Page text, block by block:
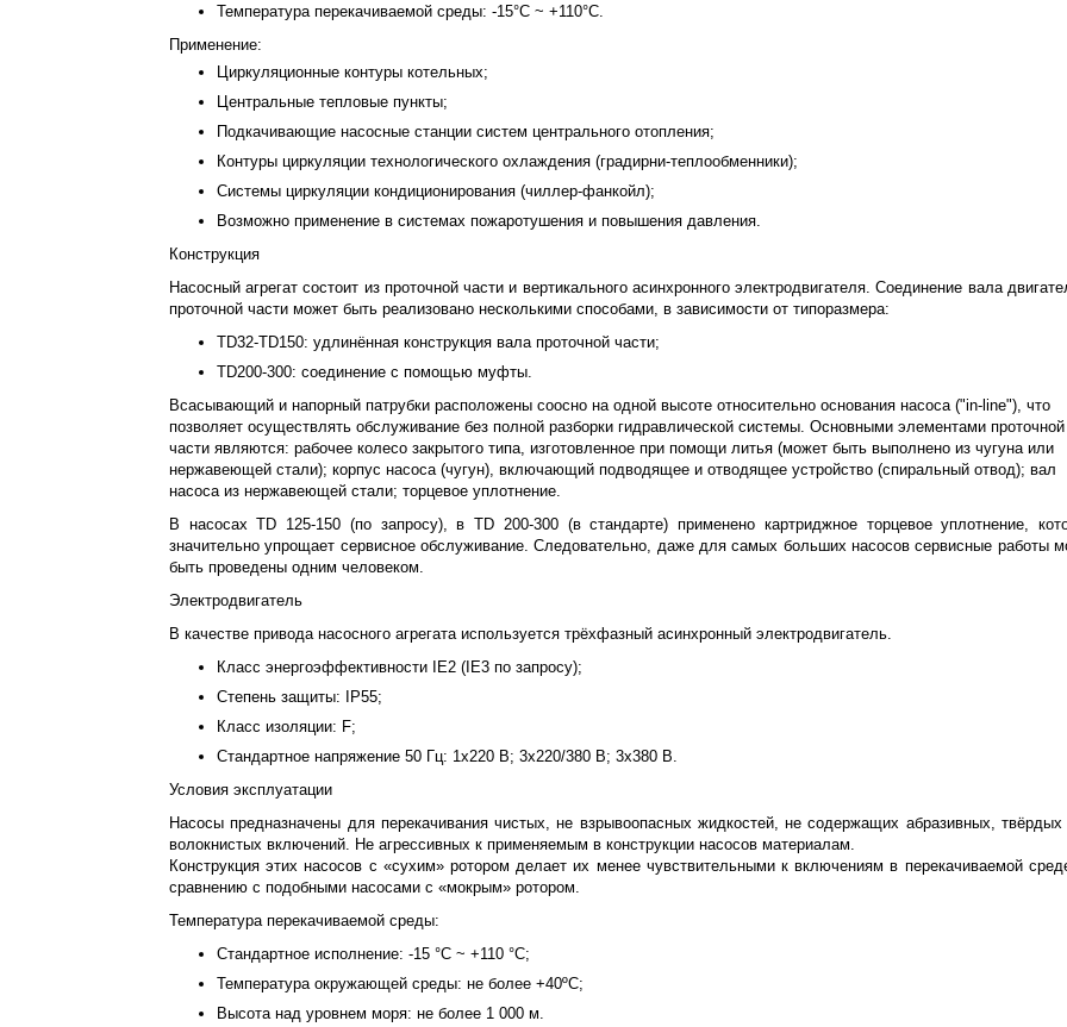
Температура перекачиваемой среды: -15°С ~ +110°С.
Применение:
Циркуляционные контуры котельных;
Центральные тепловые пункты;
Подкачивающие насосные станции систем центрального отопления;
Контуры циркуляции технологического охлаждения (градирни-теплообменники);
Системы циркуляции кондиционирования (чиллер-фанкойл);
Возможно применение в системах пожаротушения и повышения давления.
Конструкция
Насосный агрегат состоит из проточной части и вертикального асинхронного электродвигателя. Соединение вала
проточной части может быть реализовано несколькими способами, в зависимости от типоразмера:
TD32-TD150: удлинённая конструкция вала проточной части;
TD200-300: соединение с помощью муфты.
Всасывающий и напорный патрубки расположены соосно на одной высоте относительно основания насоса ("in-line"), что
позволяет осуществлять обслуживание без полной разборки гидравлической системы. Основными элементами проточной
части являются: рабочее колесо закрытого типа, изготовленное при помощи литья (может быть выполнено из чугуна или
нержавеющей стали); корпус насоса (чугун), включающий подводящее и отводящее устройство (спиральный отвод); вал
насоса из нержавеющей стали; торцевое уплотнение.
В насосах TD 125-150 (по запросу), в TD 200-300 (в стандарте) применено картриджное торцевое уплотнение,
значительно упрощает сервисное обслуживание. Следовательно, даже для самых больших насосов сервисные работы
быть проведены одним человеком.
Электродвигатель
В качестве привода насосного агрегата используется трёхфазный асинхронный электродвигатель.
Класс энергоэффективности IE2 (IE3 по запросу);
Степень защиты: IP55;
Класс изоляции: F;
Стандартное напряжение 50 Гц: 1х220 В; 3x220/380 В; 3x380 В.
Условия эксплуатации
Насосы предназначены для перекачивания чистых, не взрывоопасных жидкостей, не содержащих абразивных, твёрдых
волокнистых включений. Не агрессивных к применяемым в конструкции насосов материалам.
Конструкция этих насосов с «сухим» ротором делает их менее чувствительными к включениям в перекачиваемой
сравнению с подобными насосами с «мокрым» ротором.
Температура перекачиваемой среды:
Стандартное исполнение: -15 °С ~ +110 °С;
Температура окружающей среды: не более +40ºС;
Высота над уровнем моря: не более 1 000 м.